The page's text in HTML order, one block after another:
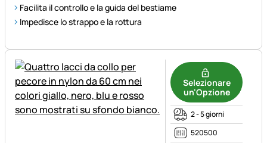
Facilita il controllo e la guida del bestiame
Impedisce lo strappo e la rottura
Selezionare
un'Opzione
2 - 5 giorni
520500